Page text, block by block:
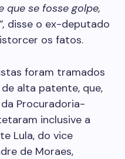
que se fosse golpe,
disse o ex-deputado
os fatos.
foram tramados
alta patente, que,
Procuradoria-
inclusive a
Lula, do vice
de Moraes,